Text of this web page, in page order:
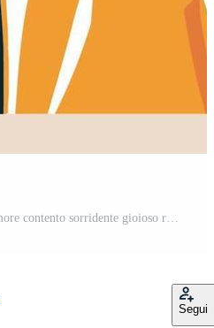
Segui